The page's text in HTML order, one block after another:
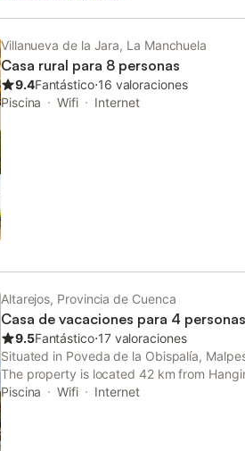
Villanueva de la Jara, La Manchuela
Casa rural para 8 personas
9.4Fantástico⋅16 valoraciones
Piscina
Wifi Internet
Altarejos, Provincia de Cuenca
Casa de vacaciones para 4 personas
9.5Fantástico⋅17 valoraciones
Situated in Poveda de la Obispalía,
The property is located 42 km from
Mangana Tower and 43 km from Nuestra
Piscina Wifi Internet